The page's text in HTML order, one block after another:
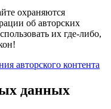
охраняются
об авторских
их где-либо,
авторского контента
данных